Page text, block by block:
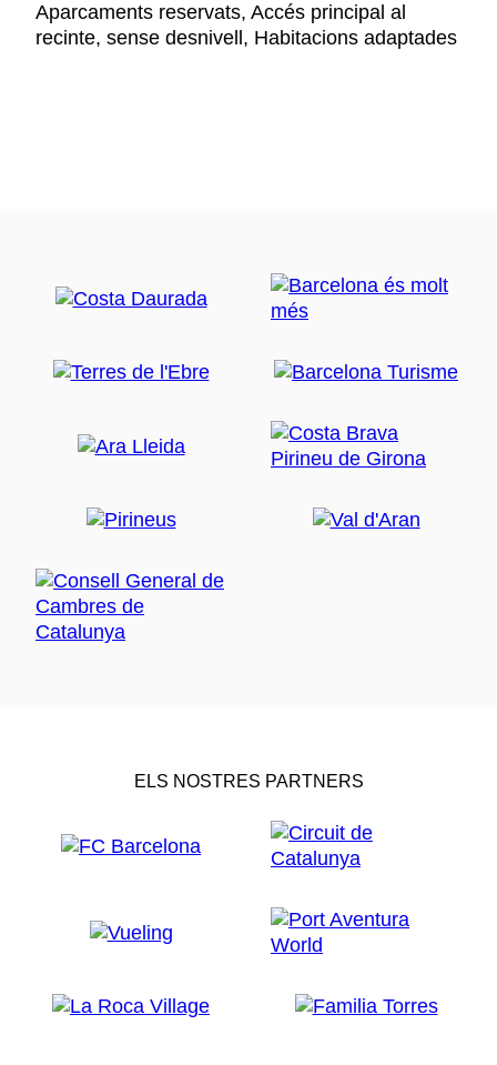
Aparcaments reservats, Accés principal al
recinte, sense desnivell, Habitacions adaptades
ELS NOSTRES PARTNERS